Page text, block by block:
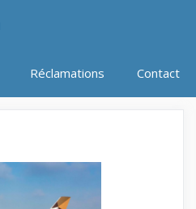
Réclamations Contact